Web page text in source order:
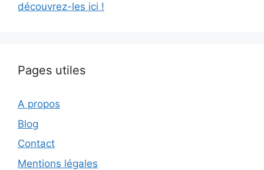
découvrez-les ici !
Pages utiles
A propos
Blog
Contact
Mentions légales